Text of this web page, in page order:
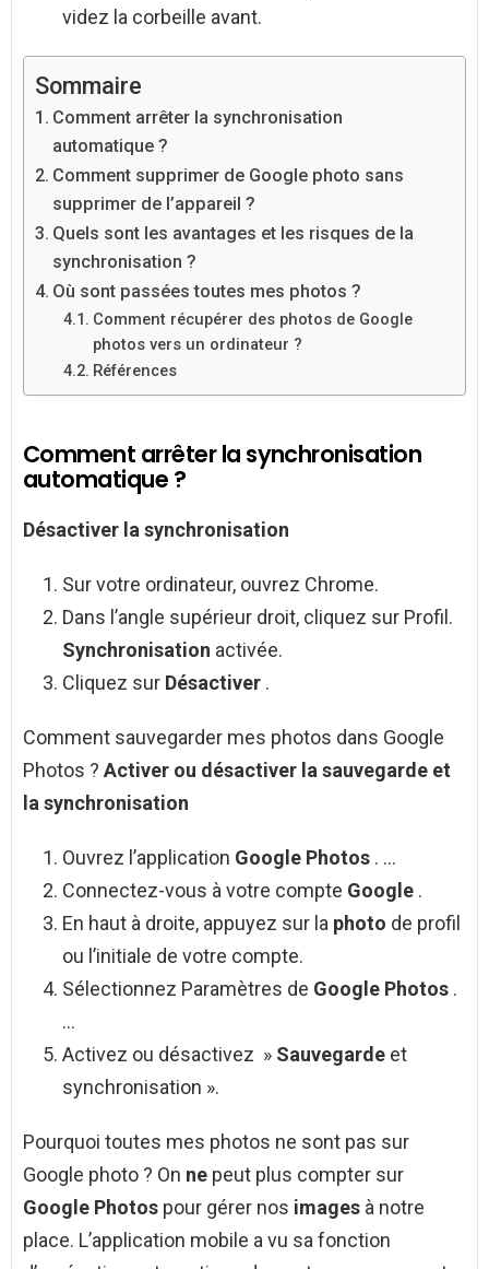
videz la corbeille avant.
Sommaire
Comment arrêter la synchronisation
automatique ?
Comment supprimer de Google photo sans
supprimer de l’appareil ?
Quels sont les avantages et les risques de la
synchronisation ?
Où sont passées toutes mes photos ?
Comment récupérer des photos de Google
photos vers un ordinateur ?
Références
Comment arrêter la synchronisation
automatique ?
Désactiver la synchronisation
Sur votre ordinateur, ouvrez Chrome.
Dans l’angle supérieur droit, cliquez sur Profil.
Synchronisation activée.
Cliquez sur Désactiver .
Comment sauvegarder mes photos dans Google
Photos ? Activer ou désactiver lasauvegarde et
la synchronisation
Ouvrez l’application Google Photos . …
Connectez-vous à votre compte Google .
En haut à droite, appuyez sur la photo de profil
ou l’initiale de votre compte.
Sélectionnez Paramètres de Google Photos .
…
Activez ou désactivez » Sauvegarde et
synchronisation ».
Pourquoi toutes mes photos ne sont pas sur
Google photo ? On ne peut plus compter sur
Google Photos pour gérer nos images à notre
place. L’application mobile a vu sa fonction